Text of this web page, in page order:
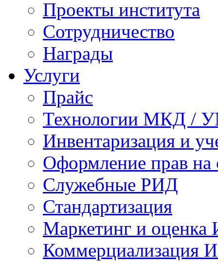
Проекты института
Сотрудничество
Награды
Услуги
Прайс
Технологии МКД /
Инвентаризация и
Оформление прав
Служебные РИД
Стандартизация
Маркетинг и оценка
Коммерциализация